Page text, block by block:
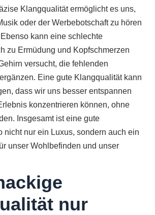
Klangqualität ermöglicht es uns,
oder der Werbebotschaft zu hören
kann eine schlechte
zu Ermüdung und Kopfschmerzen
versucht, die fehlenden
Eine gute Klangqualität kann
dass wir uns besser entspannen
konzentrieren können, ohne
Insgesamt ist eine gute
nicht nur ein Luxus, sondern auch ein
unser Wohlbefinden und unser
nur